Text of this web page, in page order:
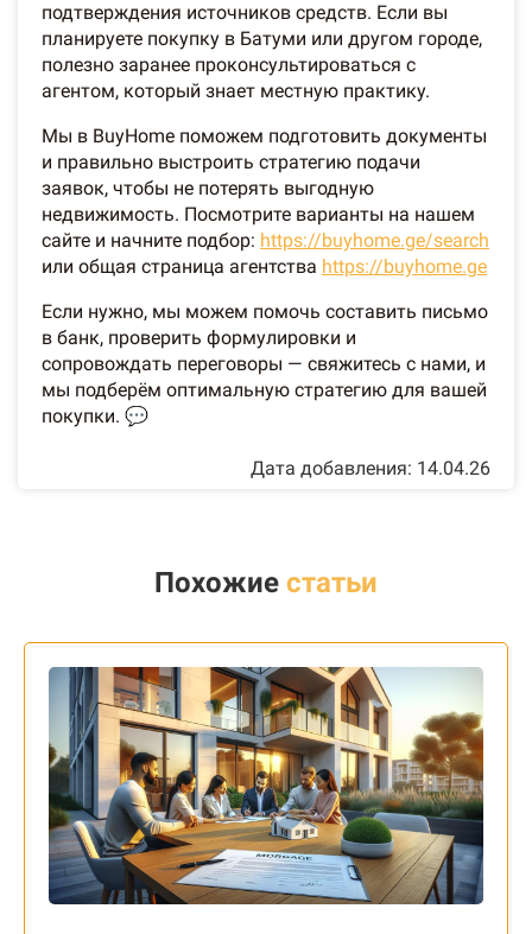
подтверждения источников средств. Если вы
планируете покупку в Батуми или другом городе,
полезно заранее проконсультироваться с
агентом, который знает местную практику.
Мы в BuyHome поможем подготовить документы
и правильно выстроить стратегию подачи
заявок, чтобы не потерять выгодную
недвижимость. Посмотрите варианты на нашем
сайте и начните подбор: https://buyhome.ge/search
или общая страница агентства https://buyhome.ge
Если нужно, мы можем помочь составить письмо
в банк, проверить формулировки и
сопровождать переговоры — свяжитесь с нами, и
мы подберём оптимальную стратегию для вашей
покупки. 💬
Дата добавления: 14.04.26
Похожие статьи